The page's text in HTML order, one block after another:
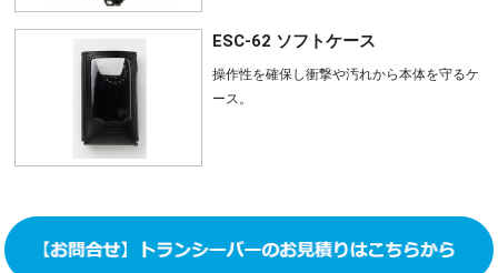
ESC-62 ソフトケース
操作性を確保し衝撃や汚れから本体を守るケ
ース。